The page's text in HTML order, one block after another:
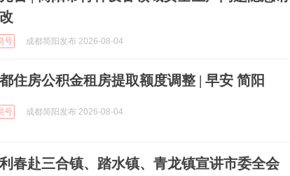
号 成都简阳发布 2026-08-04
住房公积金租房提取额度调整 | 早安 简阳
号 成都简阳发布 2026-08-04
春赴三合镇、踏水镇、青龙镇宣讲市委全会